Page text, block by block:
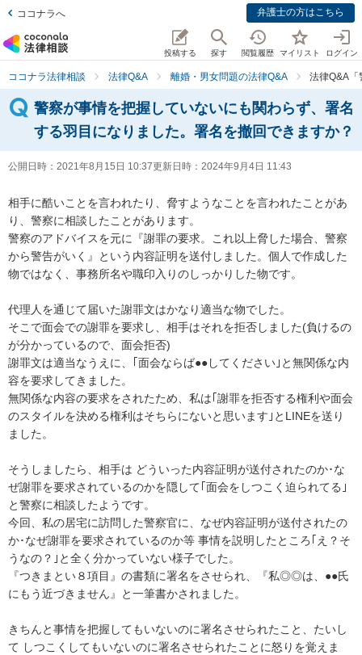
ココナラへ 弁護士の方はこちら
投稿する 探す 閲覧履歴 マイリスト ログイン
ココナラ法律相談 法律Q&A 離婚・男女問題の法律Q&A 法律Q&A
警察が事情を把握していないにも関わらず、署名
する羽目になりました。署名を撤回できますか？
公開日時： 2021年8月15日 10:37更新日時： 2024年9月4日 11:43
相手に酷いことを言われたり、脅すようなことを言われたことがあ
り、警察に相談したことがあります。
警察のアドバイスを元に『謝罪の要求。これ以上脅した場合、警察
から警告がいく』という内容証明を送付しました。個人で作成した
物ではなく、事務所名や職印入りのしっかりした物です。
代理人を通じて届いた謝罪文はかなり適当な物でした。
そこで面会での謝罪を要求し、相手はそれを拒否しました(負けるの
が分かっているので、面会拒否)
謝罪文は適当なうえに、｢面会ならば●●してください｣と無関係な内
容を要求してきました。
無関係な内容の要求をされたため、私は｢謝罪を拒否する権利や面会
のスタイルを決める権利はそちらにないと思います｣とLINEを送り
ました。
そうしましたら、相手は どういった内容証明が送付されたのか･な
ぜ謝罪を要求されているのかを隠して｢面会をしつこく迫られてる｣
と警察に相談したようです。
今回、私の居宅に訪問した警察官に、なぜ内容証明が送付されたの
か･なぜ謝罪を要求されているのか等 事情を説明したところ｢え？そ
うなの？｣と全く分かっていない様子でした。
『つきまとい８項目』の書類に署名をさせられ、『私◎◎は、●●氏
にもう近づきません』と一筆書かされました。
きちんと事情を把握してもいないのに署名させられたこと、たいし
て しつこくしてもいないのに署名させられたことに怒りを覚えま